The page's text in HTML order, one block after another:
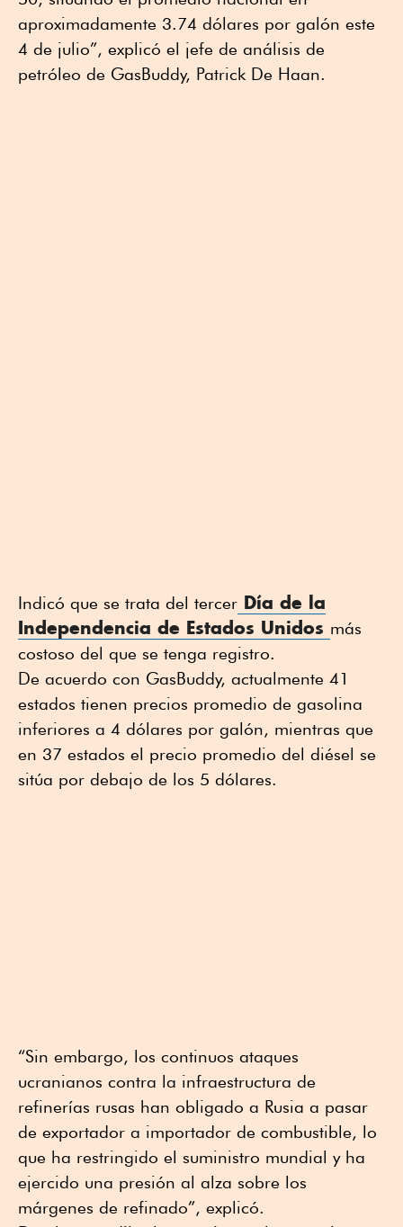
aproximadamente 3.74 dólares por galón este
4 de julio”, explicó el jefe de análisis de
petróleo de GasBuddy, Patrick De Haan.
Indicó que se trata del tercer Día de la
Independencia de Estados Unidos más
costoso del que se tenga registro.
De acuerdo con GasBuddy, actualmente 41
estados tienen precios promedio de gasolina
inferiores a 4 dólares por galón, mientras que
en 37 estados el precio promedio del diésel se
sitúa por debajo de los 5 dólares.
“Sin embargo, los continuos ataques
ucranianos contra la infraestructura de
refinerías rusas han obligado a Rusia a pasar
de exportador a importador de combustible, lo
que ha restringido el suministro mundial y ha
ejercido una presión al alza sobre los
márgenes de refinado”, explicó.